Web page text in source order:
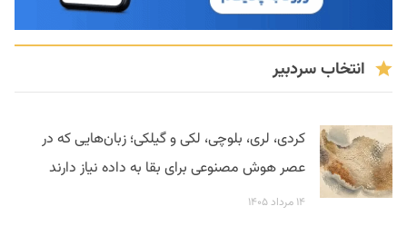
انتخاب سردبیر
کردی، لری، بلوچی، لکی و گیلکی؛ زبان‌هایی که در
عصر هوش مصنوعی برای بقا به داده نیاز دارند
۱۴ مرداد ۱۴۰۵